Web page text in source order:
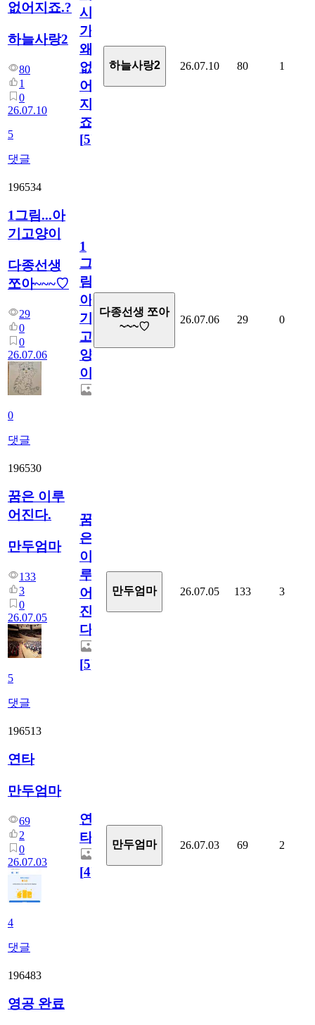
없어지죠.?
하늘사랑2
80
1
0
26.07.10
5
댓글
시
가
왜
없
어
지
죠.?
[5]
하늘사랑2 26.07.10 80 1
196534
1그림...아
기고양이
다종선생
쪼아~~~♡
29
0
0
26.07.06
0
댓글
1
그
림...
아
기
고
양
이
다종선생 쪼아
~~~♡
26.07.06 29 0
196530
꿈은 이루
어진다.
만두엄마
133
3
0
26.07.05
5
댓글
꿈
은
이
루
어
진
다.
[5]
만두엄마 26.07.05 133 3
196513
연타
만두엄마
69
2
0
26.07.03
4
댓글
연
타
[4]
만두엄마 26.07.03 69 2
196483
영공 완료